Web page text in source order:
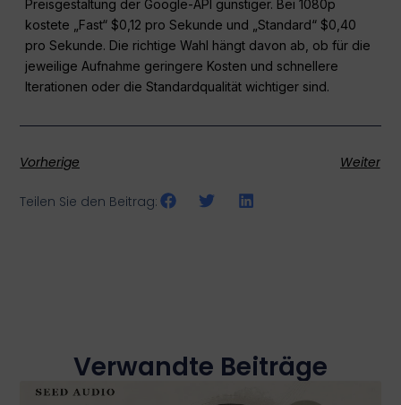
Preisgestaltung der Google-API günstiger. Bei 1080p
kostete „Fast“ $0,12 pro Sekunde und „Standard“ $0,40
pro Sekunde. Die richtige Wahl hängt davon ab, ob für die
jeweilige Aufnahme geringere Kosten und schnellere
Iterationen oder die Standardqualität wichtiger sind.
Vorherige Weiter
Teilen Sie den Beitrag:
Verwandte Beiträge